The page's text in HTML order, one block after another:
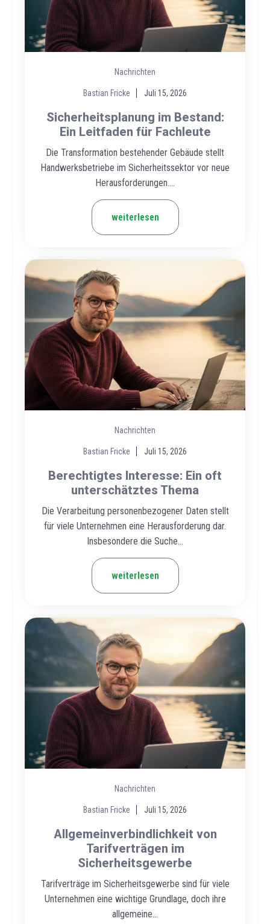
Nachrichten
Bastian Fricke Juli 15, 2026
Sicherheitsplanung im Bestand:
Ein Leitfaden für Fachleute
Die Transformation bestehender Gebäude stellt
Handwerksbetriebe im Sicherheitssektor vor neue
Herausforderungen....
weiterlesen
Nachrichten
Bastian Fricke Juli 15, 2026
Berechtigtes Interesse: Ein oft
unterschätztes Thema
Die Verarbeitung personenbezogener Daten stellt
für viele Unternehmen eine Herausforderung dar.
Insbesondere die Suche...
weiterlesen
Nachrichten
Bastian Fricke Juli 15, 2026
Allgemeinverbindlichkeit von
Tarifverträgen im
Sicherheitsgewerbe
Tarifverträge im Sicherheitsgewerbe sind für viele
Unternehmen eine wichtige Grundlage, doch ihre
allgemeine...